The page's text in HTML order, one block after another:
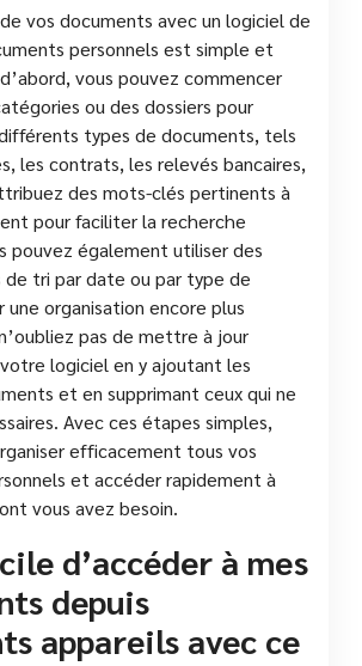
vos documents avec un logiciel de
personnels est simple et
vous pouvez commencer
ou des dossiers pour
types de documents, tels
les contrats, les relevés bancaires,
des mots-clés pertinents à
pour faciliter la recherche
pouvez également utiliser des
tri par date ou par type de
organisation encore plus
pas de mettre à jour
logiciel en y ajoutant les
et en supprimant ceux qui ne
Avec ces étapes simples,
efficacement tous vos
et accéder rapidement à
vous avez besoin.
d’accéder à mes
depuis
appareils avec ce